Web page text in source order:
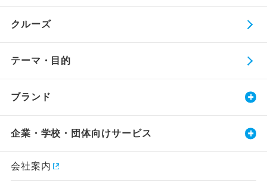
クルーズ
テーマ・目的
ブランド
企業・学校・団体向けサービス
会社案内